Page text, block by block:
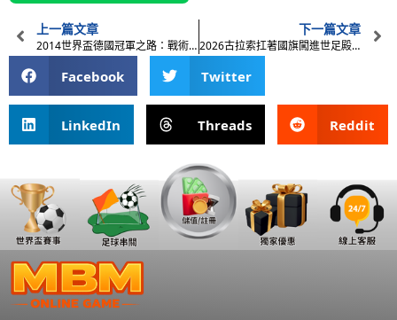
上一篇文章
2014世界盃德國冠軍之路：戰術重組、門將革命與陣容深度
下一篇文章
2026古拉索扛著國旗闖進世足殿堂：15萬人的藍色奇蹟
Facebook Twitter
LinkedIn Threads Reddit